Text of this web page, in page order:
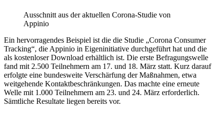
Ausschnitt aus der aktuellen Corona-Studie von
Appinio
Ein hervorragendes Beispiel ist die die Studie „Corona Consumer
Tracking“, die Appinio in Eigeninitiative durchgeführt hat und die
als kostenloser Download erhältlich ist. Die erste Befragungswelle
fand mit 2.500 Teilnehmern am 17. und 18. März statt. Kurz darauf
erfolgte eine bundesweite Verschärfung der Maßnahmen, etwa
weitgehende Kontaktbeschränkungen. Das machte eine erneute
Welle mit 1.000 Teilnehmern am 23. und 24. März erforderlich.
Sämtliche Resultate liegen bereits vor.